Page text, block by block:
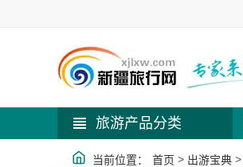
旅游产品分类
当前位置： 首页 > 出游宝典 >